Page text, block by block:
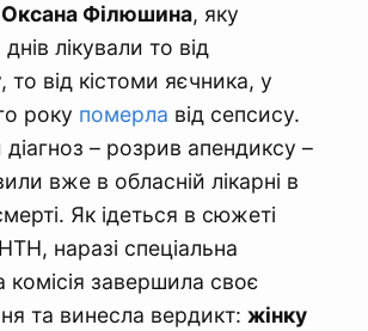
Оксана Філюшина, яку
лікували то від
то від кістоми яєчника, у
року померла від сепсису.
– розрив апендиксу –
вже в обласній лікарні в
Як ідеться в сюжеті
наразі спеціальна
комісія завершила своє
та винесла вердикт: жінку